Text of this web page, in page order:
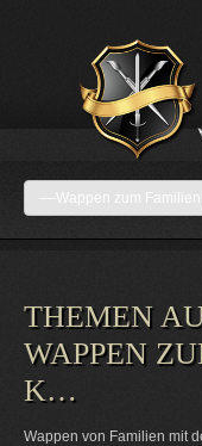
THEMEN
WAPPEN
K…
Wappen von Familien mit